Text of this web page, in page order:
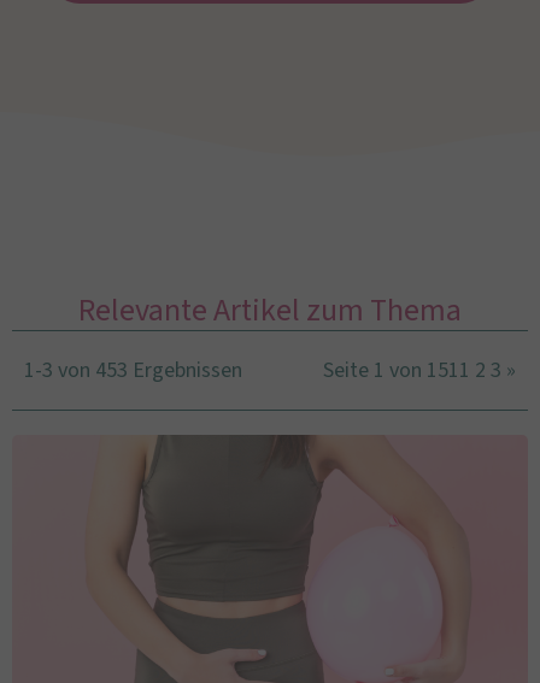
Relevante Artikel zum Thema
1-3 von 453 Ergebnissen Seite 1 von 1511 2 3 »